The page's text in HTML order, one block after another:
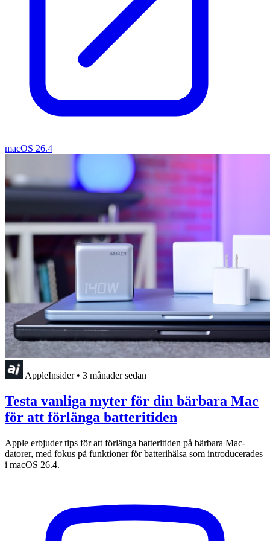
macOS 26.4
AppleInsider • 3 månader sedan
Testa vanliga myter för din bärbara Mac
för att förlänga batteritiden
Apple erbjuder tips för att förlänga batteritiden på bärbara Mac-
datorer, med fokus på funktioner för batterihälsa som introducerades
i macOS 26.4.